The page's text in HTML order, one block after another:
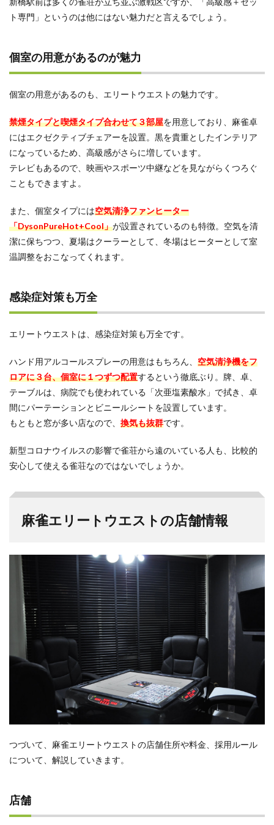
ウエ
スト
人に
すめ
5
着い
間で
セッ
ト麻
雀が
した
ら麻
リー
トウ
エス
トへ
ト専門」というのは他にはない魅力だと言えるでしょう。
個室の用意があるのが魅力
個室の用意があるのも、エリートウエストの魅力です。
禁煙タイプと喫煙タイプ合わせて３部屋を用意しており、麻雀卓
にはエクゼクティブチェアーを設置。黒を貴重としたインテリア
になっているため、高級感がさらに増しています。
テレビもあるので、映画やスポーツ中継などを見ながらくつろぐ
こともできますよ。
また、個室タイプには空気清浄ファンヒーター
「DysonPureHot+Cool」が設置されているのも特徴。空気を清
潔に保ちつつ、夏場はクーラーとして、冬場はヒーターとして室
温調整をおこなってくれます。
感染症対策も万全
エリートウエストは、感染症対策も万全です。
ハンド用アルコールスプレーの用意はもちろん、 空気清浄機をフ
ロアに３台、個室に１つずつ配置するという徹底ぶり。牌、卓、
テーブルは、病院でも使われている「次亜塩素酸水」で拭き、卓
間にパーテーションとビニールシートを設置しています。
もともと窓が多い店なので、 換気も抜群です。
新型コロナウイルスの影響で雀荘から遠のいている人も、比較的
安心して使える雀荘なのではないでしょうか。
麻雀エリートウエストの店舗情報
つづいて、麻雀エリートウエストの店舗住所や料金、採用ルール
について、解説していきます。
店舗